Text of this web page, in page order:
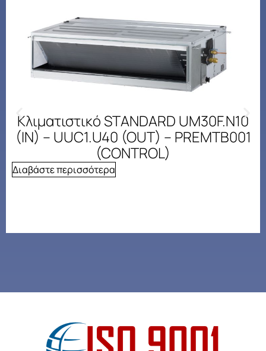
Κλιματιστικό STANDARD UM30F.N10
(IN) – UUC1.U40 (OUT) – PREMTB001
(CONTROL)
Διαβάστε περισσότερα